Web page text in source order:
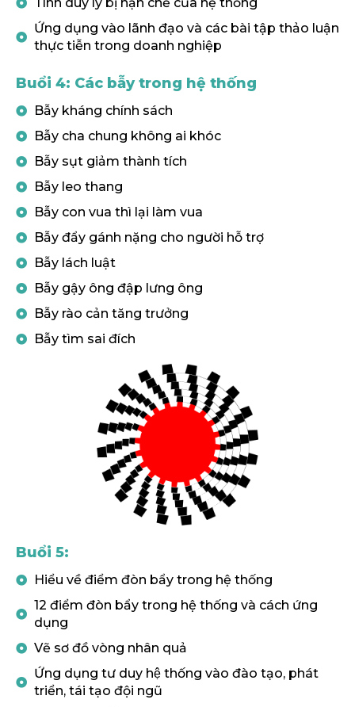
Ứng dụng vào lãnh đạo và các bài tập thảo luận
thực tiễn trong doanh nghiệp
Buổi 4: Các bẫy trong hệ thống
Bẫy kháng chính sách
Bẫy cha chung không ai khóc
Bẫy sụt giảm thành tích
Bẫy leo thang
Bẫy con vua thì lại làm vua
Bẫy đẩy gánh nặng cho người hỗ trợ
Bẫy lách luật
Bẫy gậy ông đập lưng ông
Bẫy rào cản tăng trưởng
Bẫy tìm sai đích
Buổi 5:
Hiểu về điểm đòn bẩy trong hệ thống
12 điểm đòn bẩy trong hệ thống và cách ứng
dụng
Vẽ sơ đồ vòng nhân quả
Ứng dụng tư duy hệ thống vào đào tạo, phát
triển, tái tạo đội ngũ